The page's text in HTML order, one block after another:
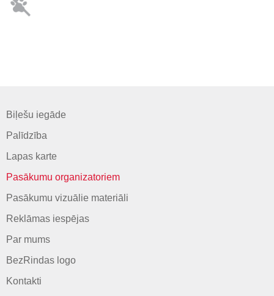
Biļešu iegāde
Palīdzība
Lapas karte
Pasākumu organizatoriem
Pasākumu vizuālie materiāli
Reklāmas iespējas
Par mums
BezRindas logo
Kontakti